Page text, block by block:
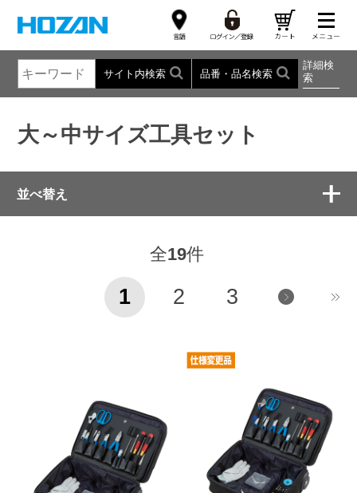
サイト内検索 品番・品名検索
詳細検
索
大～中サイズ工具セット
並べ替え
全19件
1 2 3